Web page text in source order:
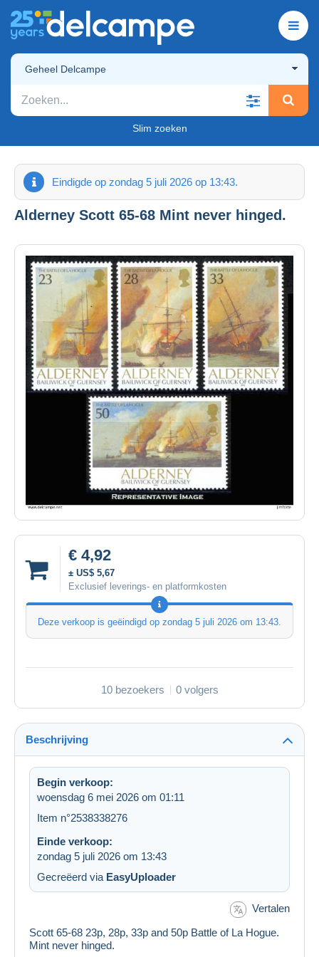
Geheel Delcampe
Slim zoeken
Eindigde op zondag 5 juli 2026 op 13:43.
Alderney Scott 65-68 Mint never hinged.
€ 4,92
± US$ 5,67
Exclusief leverings- en platformkosten
Deze verkoop is geëindigd op zondag 5 juli 2026 om 13:43.
10 bezoekers 0 volgers
Beschrijving
Begin verkoop:
woensdag 6 mei 2026 om 01:11
Item n°2538338276
Einde verkoop:
zondag 5 juli 2026 om 13:43
Gecreëerd via EasyUploader
Vertalen
Scott 65-68 23p, 28p, 33p and 50p Battle of La Hogue.
Mint never hinged.